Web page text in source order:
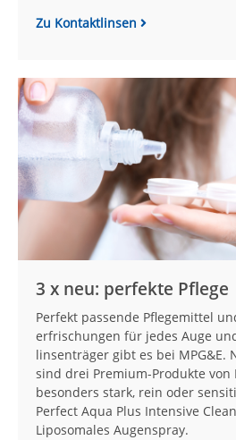
Zu Kontaktlinsen
3 x neu: perfekte Pflege
Perfekt passende Pflegemittel
erfrischungen für jedes Auge
linsenträger gibt es bei MPG&E.
sind drei Premium-Produkte von
besonders stark, rein oder
Perfect Aqua Plus Intensive
Liposomales Augenspray.